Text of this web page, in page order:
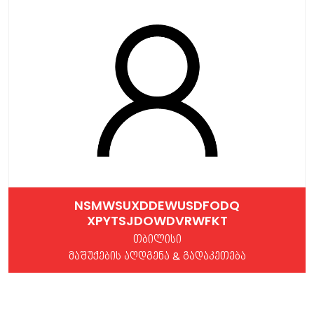
NSMWSUXDDEWUSDFODQ
XPYTSJDOWDVRWFKT
თბილისი
მაშუქების აღდგენა & გადაკეთება